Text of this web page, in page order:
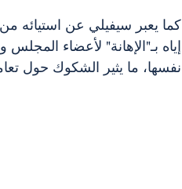
كما يعبر سيفيلي عن استيائه
إياه بـ"الإهانة" لأعضاء
نفسها، ما يثير الشكوك حول